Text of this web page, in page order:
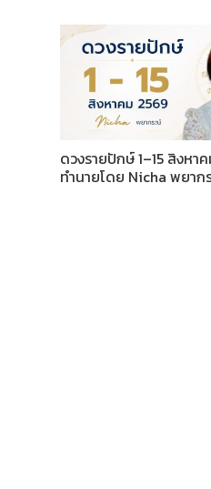
ดวงรายปักษ์ 1–15 สิงหา
ทำนายโดย Nicha พยา